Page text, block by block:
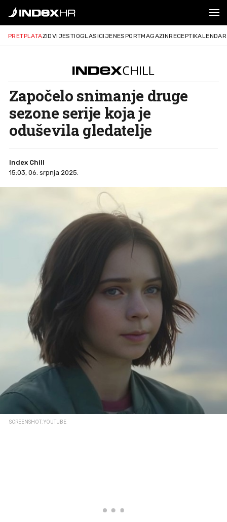
PRETPLATAZIDVIJESTIOGLASICIJENESPORTMAGAZINRECEPTIKALENDAR
Započelo snimanje druge
sezone serije koja je
oduševila gledatelje
Index Chill
15:03, 06. srpnja 2025.
SCREENSHOT: YOUTUBE